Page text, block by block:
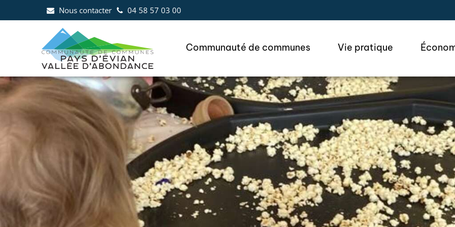
Nous contacter 04 58 57 03 00
Communauté de communes Vie pratique